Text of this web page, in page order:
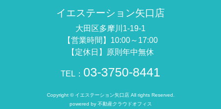
イエステーション矢口店
大田区多摩川1-19-1
【営業時間】10:00～17:00
【定休日】原則年中無休
TEL： 03-3750-8441
Copyright © イエステーション矢口店 All rights Reserved.
powered by 不動産クラウドオフィス